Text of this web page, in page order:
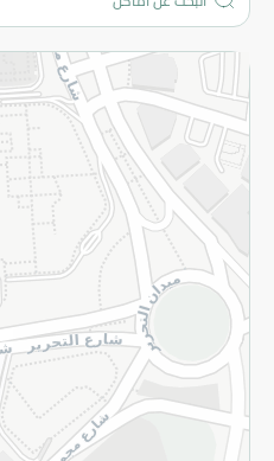
المزيد
الاسترجاع
سياسة الخصوصية
قم بالتسجيل للنشرة
©2026 - Spinneys | جميع الحقوق محفوظة